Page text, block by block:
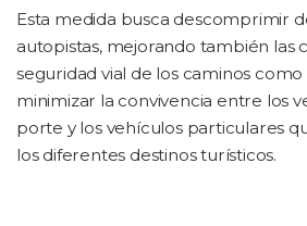
Esta medida busca descomprimir
autopistas, mejorando también las
seguridad vial de los caminos
minimizar la convivencia entre los
porte y los vehículos particulares
los diferentes destinos turísticos.